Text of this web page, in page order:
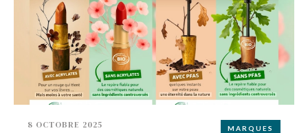
MARQUES
8 OCTOBRE 2025